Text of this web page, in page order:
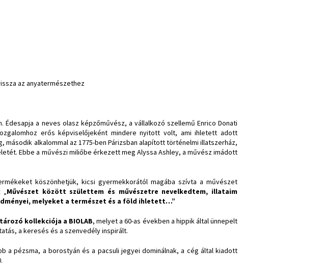
az anyatermészethez
Édesapja a neves olasz képzőművész, a vállalkozó szellemű Enrico Donati
erős képviselőjeként mindere nyitott volt, ami ihletett adott
második alkalommal az 1775-ben Párizsban alapított történelmi illatszerház,
Ebbe a művészi miliőbe érkezett meg Alyssa Ashley, a művész imádott
köszönhetjük, kicsi gyermekkorától magába szívta a művészet
„Művészet között születtem és művészetre nevelkedtem, illataim
melyeket a természet és a föld ihletett…”
kollekciója a BIOLAB, melyet a 60-as években a hippik által ünnepelt
a keresés és a szenvedély inspirált.
a pézsma, a borostyán és a pacsuli jegyei dominálnak, a cég által kiadott